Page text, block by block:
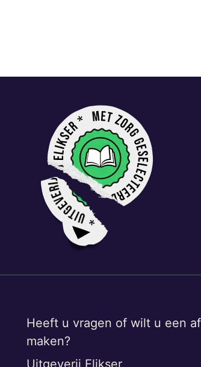
Heeft u vragen of wilt u een
maken?
Uitgeverij Elikser